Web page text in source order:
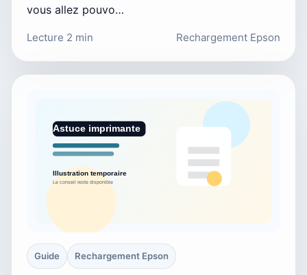
vous allez pouvo…
Lecture 2 min Rechargement Epson
Guide Rechargement Epson